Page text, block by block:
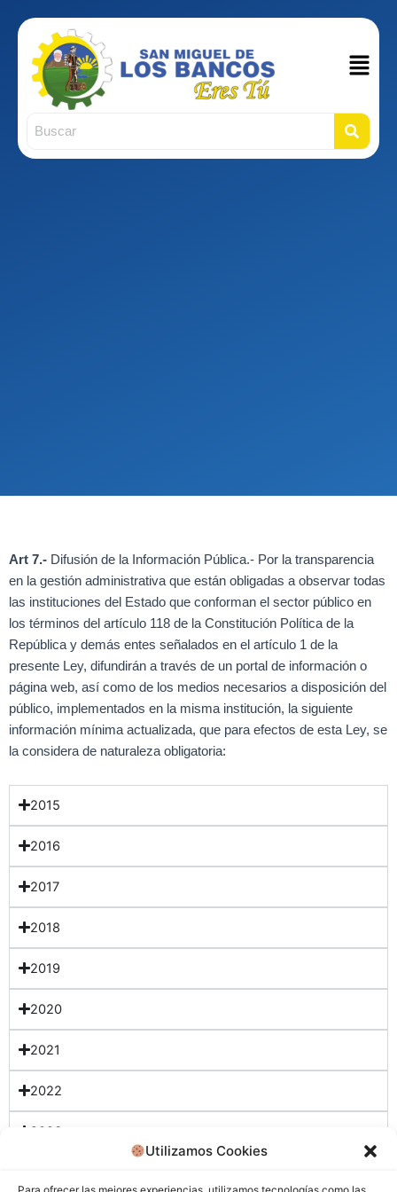
Utilizamos Cookies
Main
Art 7.- Difusión de la Información Pública.- Por la transparencia
en la gestión administrativa que están obligadas a observar todas
las instituciones del Estado que conforman el sector público en
los términos del artículo 118 de la Constitución Política de la
República y demás entes señalados en el artículo 1 de la
presente Ley, difundirán a través de un portal de información o
página web, así como de los medios necesarios a disposición del
público, implementados en la misma institución, la siguiente
información mínima actualizada, que para efectos de esta Ley, se
la considera de naturaleza obligatoria:
2015
2016
2017
2018
2019
2020
2021
2022
2023